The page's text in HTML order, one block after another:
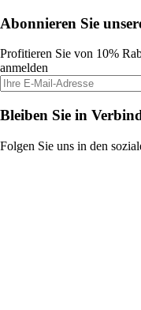
Abonnieren Sie
Profitieren Sie von 10%
anmelden
Bleiben Sie in
Folgen Sie uns in den